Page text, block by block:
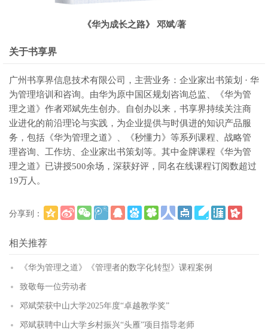
《华为成长之路》 邓斌/著
关于书享界
广州书享界信息技术有限公司，主营业务：企业家出书策划 · 华
为管理培训和咨询。由华为原中国区规划咨询总监、《华为管
理之道》作者邓斌先生创办。自创办以来，书享界持续关注商
业进化的前沿理论与实践，为企业提供与时俱进的知识产品服
务，包括《华为管理之道》、《秒懂力》等系列课程、战略管
理咨询、工作坊、企业家出书策划等。其中金牌课程《华为管
理之道》已讲授500余场，深获好评，同名在线课程订阅数超过
19万人。
分享到：
相关推荐
《华为管理之道》《管理者的数字化转型》课程案例
致敬每一位劳动者
邓斌荣获中山大学2025年度“卓越教学奖”
邓斌获聘中山大学乡村振兴“头雁”项目指导老师